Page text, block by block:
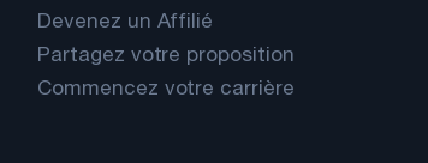
Devenez un Affilié
Partagez votre proposition
Commencez votre carrière